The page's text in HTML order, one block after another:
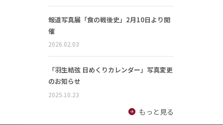
報道写真展「食の戦後史」2月10日より開
催
2026.02.03
「羽生結弦 日めくりカレンダー」写真変更
のお知らせ
2025.10.23
もっと見る